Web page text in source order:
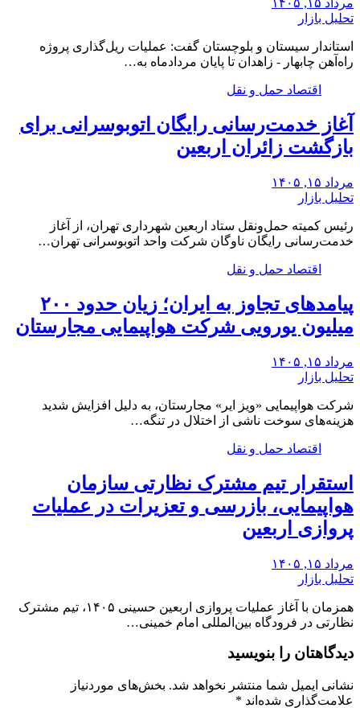
مرداد ۱۵, ۱۴۰۵
تحلیل بازار
استاندار سیستان و بلوچستان گفت: عملیات ریل‌گذاری پروژه
راه‌آهن چابهار - زاهدان تا پایان مردادماه به…
اقتصاد حمل و نقل
آغاز خدمت‌رسانی رایگان اتوبوسرانی برای
بازگشت زائران اربعین
مرداد ۱۵, ۱۴۰۵
تحلیل بازار
رئیس کمیته حمل‌ونقل ستاد اربعین شهرداری تهران، از آغاز
خدمت‌رسانی رایگان ناوگان شرکت واحد اتوبوسرانی تهران…
اقتصاد حمل و نقل
پیامدهای تجاوز به ایران؛ زیان حدود ۲۰۰
میلیون یورویی شرکت هواپیمایی مجارستان
مرداد ۱۵, ۱۴۰۵
تحلیل بازار
شرکت هواپیمایی «ویز ایر» مجارستان، به دلیل افزایش شدید
هزینه‌های سوخت ناشی از اختلال در تنگه…
اقتصاد حمل و نقل
استقرار تیم مشترک نظارتی سازمان
هواپیمایی، بازرسی و تعزیرات در عملیات
پروازی اربعین
مرداد ۱۵, ۱۴۰۵
تحلیل بازار
همزمان با آغاز عملیات پروازی اربعین حسینی ۱۴۰۵، تیم مشترک
نظارتی در فرودگاه بین‌المللی امام خمینی…
دیدگاهتان را بنویسید
نشانی ایمیل شما منتشر نخواهد شد. بخش‌های موردنیاز
علامت‌گذاری شده‌اند *